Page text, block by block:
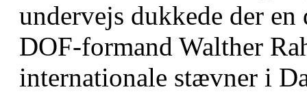
undervejs dukkede der
DOF-formand Walther
internationale stævner i